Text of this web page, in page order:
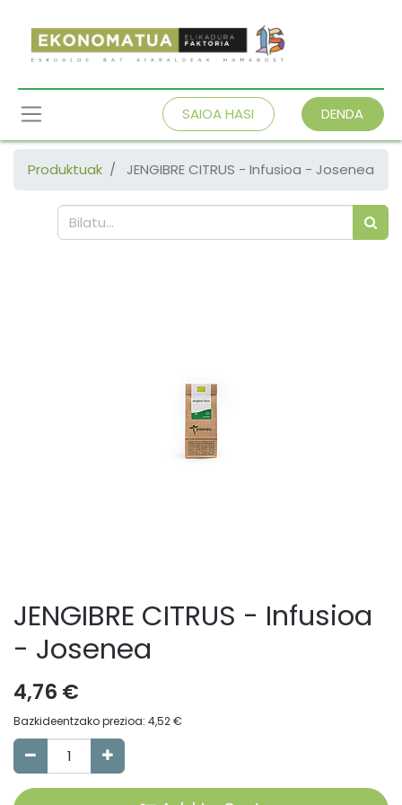
SAIOA HASI DENDA
Produktuak JENGIBRE CITRUS - Infusioa - Josenea
JENGIBRE CITRUS - Infusioa
- Josenea
4,76 €
Bazkideentzako prezioa: 4,52€